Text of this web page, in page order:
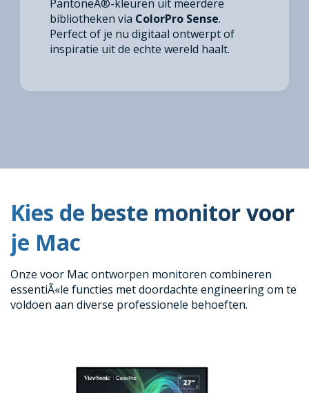
PantoneÂ®-kleuren uit meerdere
bibliotheken via ColorPro Sense.
Perfect of je nu digitaal ontwerpt of
inspiratie uit de echte wereld haalt.
Kies de beste monitor voor
je Mac
Onze voor Mac ontworpen monitoren combineren
essentiÃ«le functies met doordachte engineering om te
voldoen aan diverse professionele behoeften.